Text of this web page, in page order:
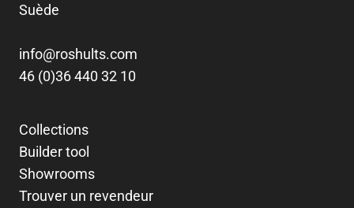
Suède
info@roshults.com
46 (0)36 440 32 10
Collections
Builder tool
Showrooms
Trouver un revendeur